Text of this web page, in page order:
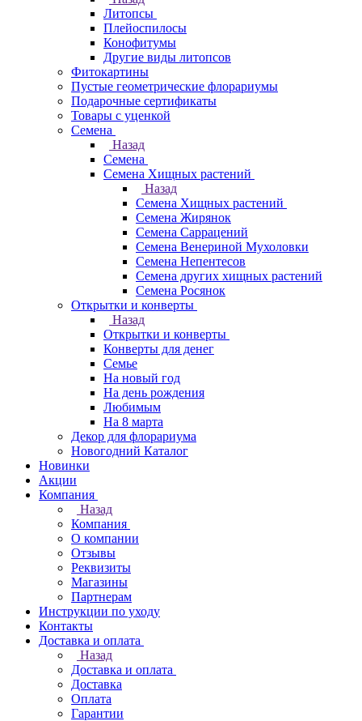
Литопсы
Плейоспилосы
Конофитумы
Другие виды литопсов
Фитокартины
Пустые геометрические флорариумы
Подарочные сертификаты
Товары с уценкой
Семена
Назад
Семена
Семена Хищных растений
Назад
Семена Хищных растений
Семена Жирянок
Семена Саррацений
Семена Венериной Мухоловки
Семена Непентесов
Семена других хищных растений
Семена Росянок
Открытки и конверты
Назад
Открытки и конверты
Конверты для денег
Семье
На новый год
На день рождения
Любимым
На 8 марта
Декор для флорариума
Новогодний Каталог
Новинки
Акции
Компания
Назад
Компания
О компании
Отзывы
Реквизиты
Магазины
Партнерам
Инструкции по уходу
Контакты
Доставка и оплата
Назад
Доставка и оплата
Доставка
Оплата
Гарантии